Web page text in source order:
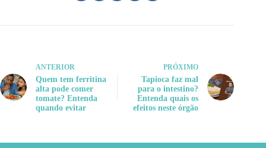
ANTERIOR
Quem tem ferritina
alta pode comer
tomate? Entenda
quando evitar
PRÓXIMO
Tapioca faz mal
para o intestino?
Entenda quais os
efeitos neste órgão